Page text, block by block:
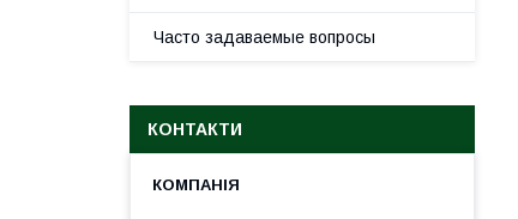
Часто задаваемые вопросы
КОНТАКТИ